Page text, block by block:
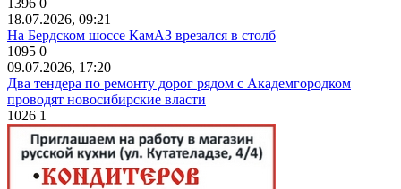
1396 0
18.07.2026, 09:21
На Бердском шоссе КамАЗ врезался в столб
1095 0
09.07.2026, 17:20
Два тендера по ремонту дорог рядом с Академгородком
проводят новосибирские власти
1026 1